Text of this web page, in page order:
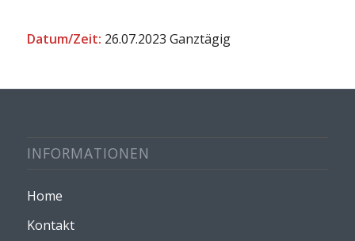
Datum/Zeit: 26.07.2023 Ganztägig
INFORMATIONEN
Home
Kontakt